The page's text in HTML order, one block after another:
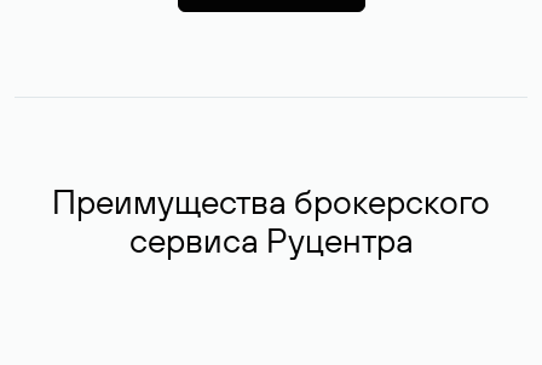
Преимущества брокерского
сервиса Руцентра